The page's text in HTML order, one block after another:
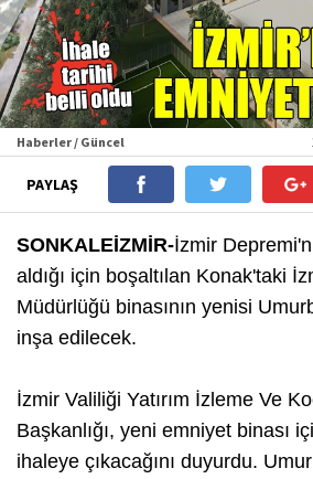
Haberler / Güncel
PAYLAŞ
SONKALEİZMİR-İzmir
aldığı için boşaltılan Konak'taki
Müdürlüğü binasının yenisi
inşa edilecek.
İzmir Valiliği Yatırım İzleme Ve
Başkanlığı, yeni emniyet binası
ihaleye çıkacağını duyurdu.